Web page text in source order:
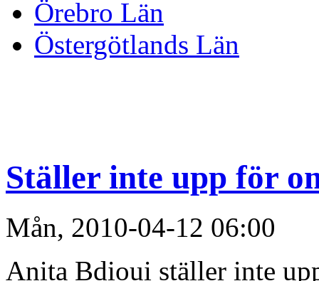
Örebro Län
Östergötlands Län
Ställer inte upp för
Mån, 2010-04-12 06:00
Anita Bdioui ställer inte